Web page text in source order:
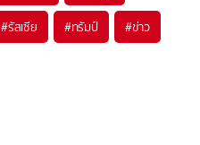
#รัสเซีย #ทรัมป์ #ข่าว